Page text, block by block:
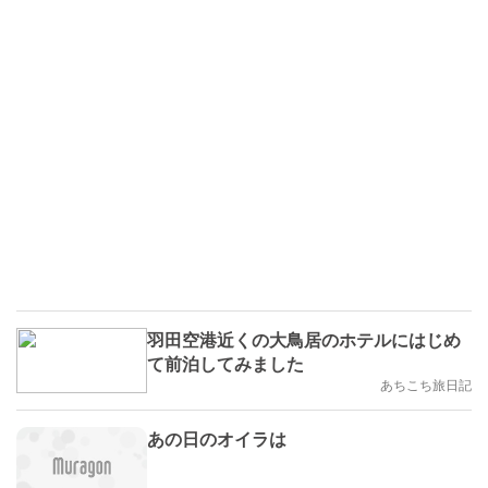
羽田空港近くの大鳥居のホテルにはじめ
て前泊してみました
あちこち旅日記
あの日のオイラは